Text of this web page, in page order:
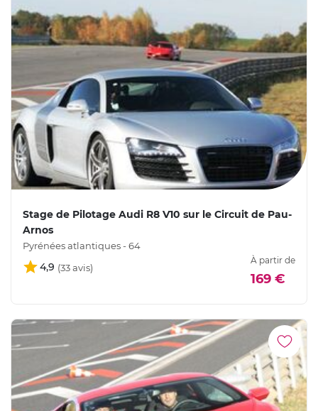
Stage de Pilotage Audi R8 V10 sur le Circuit de Pau-
Arnos
Pyrénées atlantiques - 64
4,9
À partir de
169 €